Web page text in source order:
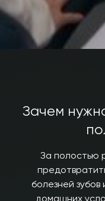
Зачем
За полостью
болезней